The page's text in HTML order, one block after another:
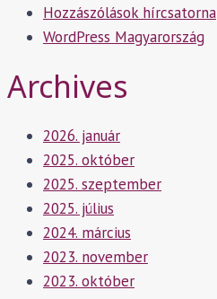
Hozzászólások hírcsatorna
WordPress Magyarország
Archives
2026. január
2025. október
2025. szeptember
2025. július
2024. március
2023. november
2023. október